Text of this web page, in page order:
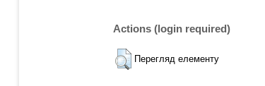
Actions (login required)
Перегляд елементу